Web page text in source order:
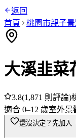
返回
首頁
桃園市親子
大溪韭菜
3.8(1,871 則評論)
適合 0–12 歲室外景
還沒決定？先加入